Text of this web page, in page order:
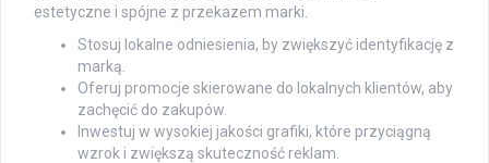
estetyczne i spójne z przekazem marki.
Stosuj lokalne odniesienia, by zwiększyć identyfikację z
marką.
Oferuj promocje skierowane do lokalnych klientów, aby
zachęcić do zakupów.
Inwestuj w wysokiej jakości grafiki, które przyciągną
wzrok i zwiększą skuteczność reklam.